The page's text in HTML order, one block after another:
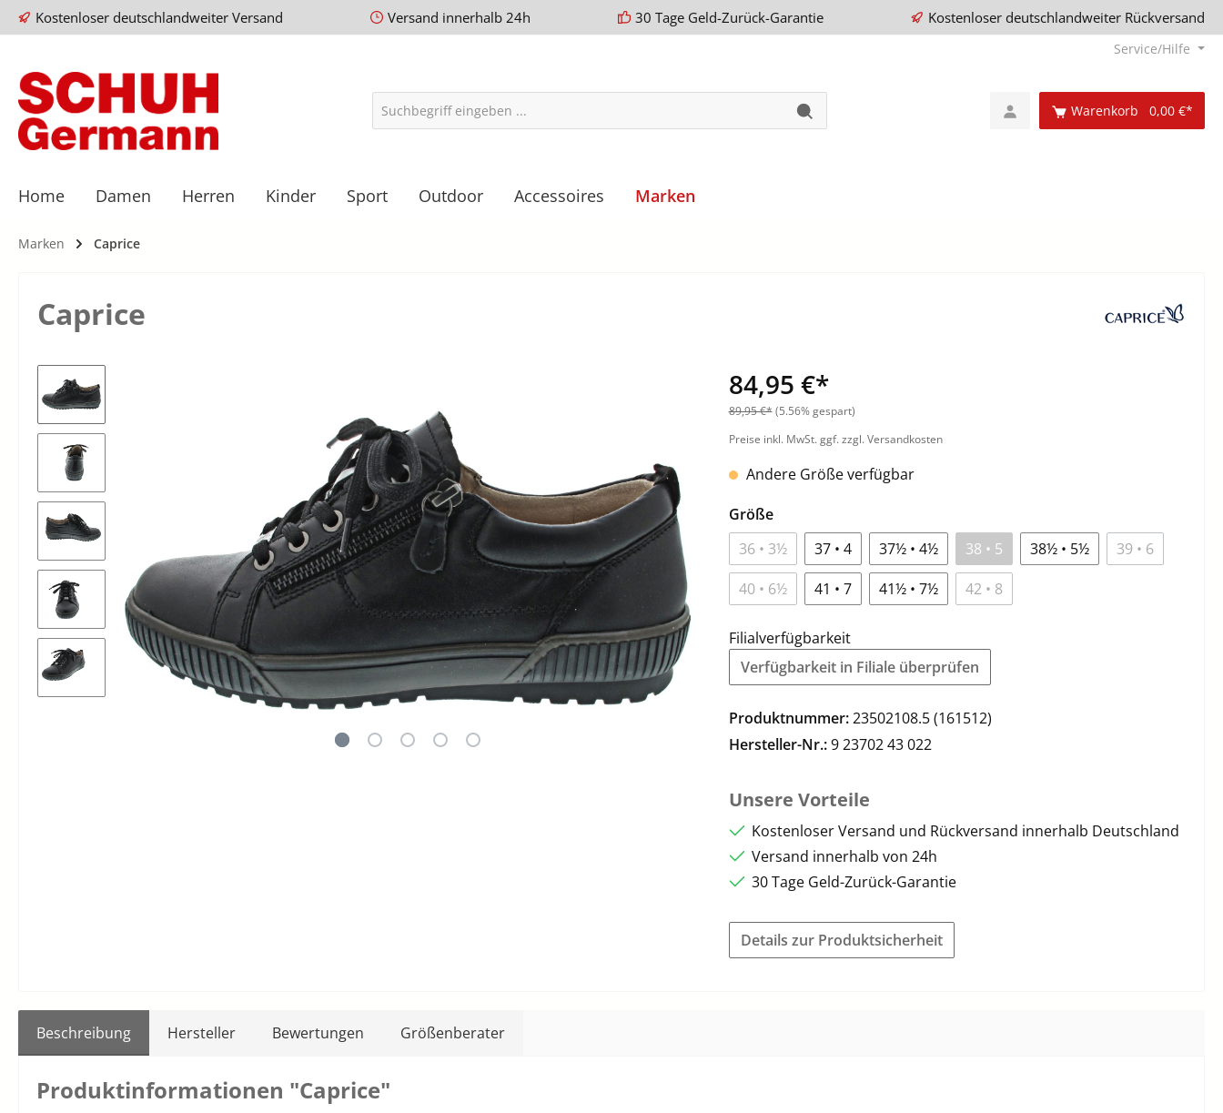
Kostenloser deutschlandweiter Versand Versand innerhalb 24h 30 Tage Geld-Zurück-Garantie Kostenloser deutschlandweiter Rückversand
Service/Hilfe
Warenkorb 0,00 €*
Home Damen Herren Kinder Sport Outdoor Accessoires Marken
Marken Caprice
Caprice
84,95 €*
89,95 €* (5.56% gespart)
Preise inkl. MwSt. ggf. zzgl. Versandkosten
Andere Größe verfügbar
Größe
36 • 3½
37 • 4 37½ • 4½ 38 • 5 38½ • 5½
39 • 6
40 • 6½
41 • 7 41½ • 7½ 42 • 8
Filialverfügbarkeit
Verfügbarkeit in Filiale überprüfen
Produktnummer:23502108.5 (161512)
Hersteller-Nr.:9 23702 43 022
Unsere Vorteile
Kostenloser Versand und Rückversand innerhalb Deutschland
Versand innerhalb von 24h
30 Tage Geld-Zurück-Garantie
Details zur Produktsicherheit
Beschreibung Hersteller Bewertungen Größenberater
Produktinformationen "Caprice"